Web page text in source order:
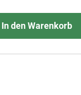
In den Warenkorb